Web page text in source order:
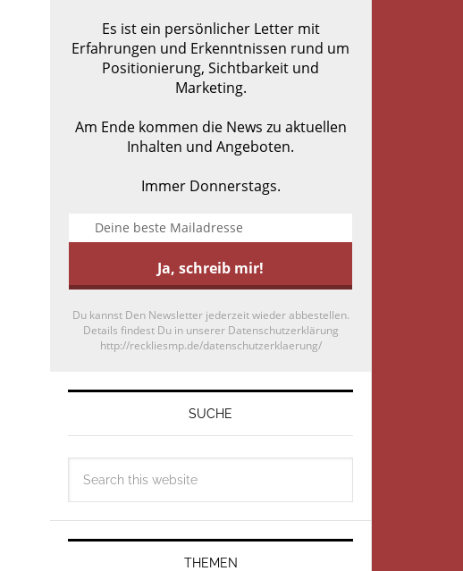
Es ist ein persönlicher Letter mit
Erfahrungen und Erkenntnissen rund um
Positionierung, Sichtbarkeit und
Marketing.
Am Ende kommen die News zu aktuellen
Inhalten und Angeboten.
Immer Donnerstags.
Du kannst Den Newsletter jederzeit wieder abbestellen.
Details findest Du in unserer Datenschutzerklärung
http://reckliesmp.de/datenschutzerklaerung/
SUCHE
THEMEN